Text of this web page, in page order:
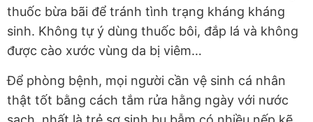
thuốc bừa bãi để tránh tình trạng kháng kháng
sinh. Không tự ý dùng thuốc bôi, đắp lá và không
được cào xước vùng da bị viêm…
Để phòng bệnh, mọi người cần vệ sinh cá nhân
thật tốt bằng cách tắm rửa hằng ngày với nước